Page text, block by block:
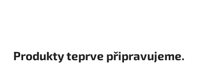
Produkty teprve připravujeme.